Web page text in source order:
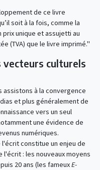
de ce livre
soit à la fois, comme la
unique et assujetti au
(TVA) que le livre imprimé."
vecteurs culturels
assistons à la convergence
et plus généralement de
vers un seul
une évidence de
numériques.
constitue un enjeu de
: les nouveaux moyens
20 ans (les fameuxE-